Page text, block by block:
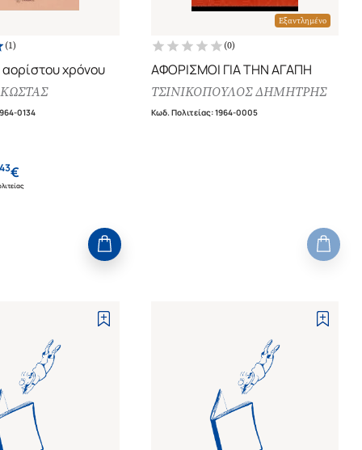
(1)
χρόνου
0134
43€
Εξαντλημένο
(0)
ΑΦΟΡΙΣΜΟΙ ΓΙΑ ΤΗΝ ΑΓΑΠΗ
ΤΣΙΝΙΚΟΠΟΥΛΟΣ ΔΗΜΗΤΡΗΣ
Κωδ. Πολιτείας:1964-0005